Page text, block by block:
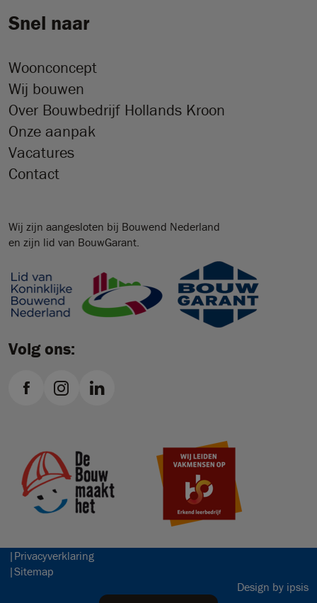
Snel naar
Woonconcept
Wij bouwen
Over Bouwbedrijf Hollands Kroon
Onze aanpak
Vacatures
Contact
Wij zijn aangesloten bij Bouwend Nederland
en zijn lid van BouwGarant.
Volg ons:
Privacyverklaring
Sitemap
Design by ipsis